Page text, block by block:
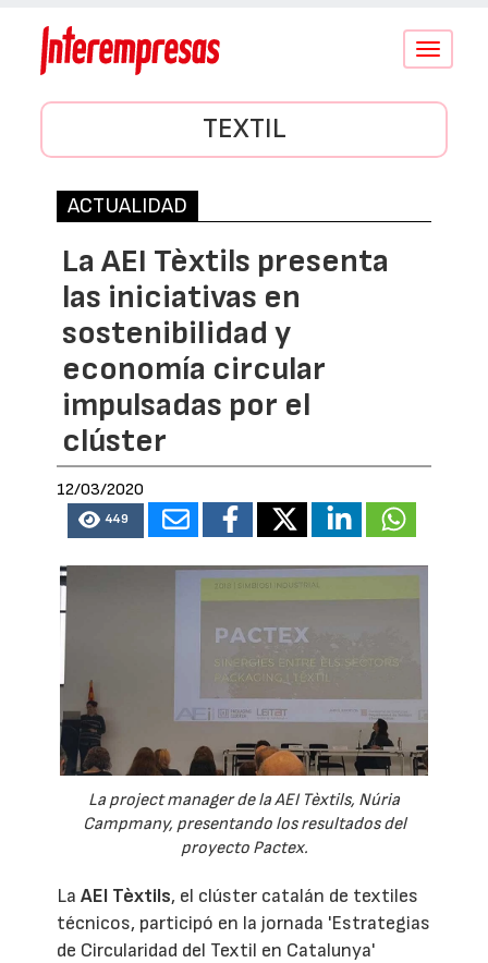
Conmutar
TEXTIL
ACTUALIDAD
La AEI Tèxtils presenta
las iniciativas en
sostenibilidad y
economía circular
impulsadas por el
clúster
12/03/2020
449
La project manager de la AEI Tèxtils, Núria
Campmany, presentando los resultados del
proyecto Pactex.
LaAEI Tèxtils, el clúster catalán de textiles
técnicos, participó en la jornada 'Estrategias
de Circularidad del Textil en Catalunya'